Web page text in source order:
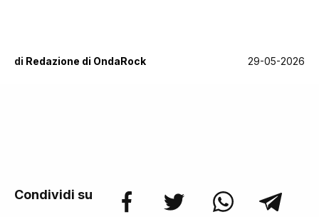
di Redazione di OndaRock 29-05-2026
Condividi su